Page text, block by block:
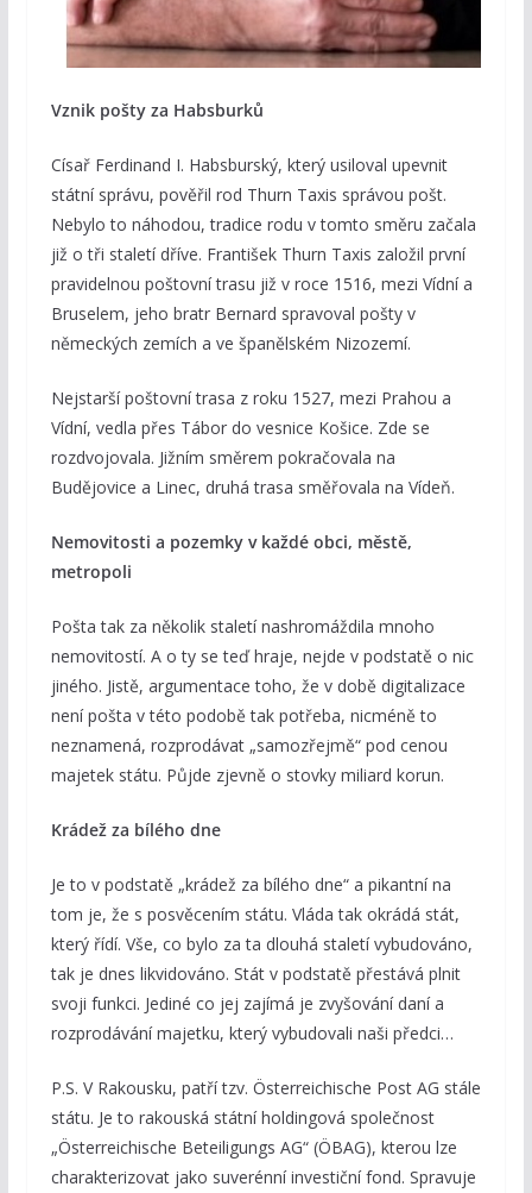
Vznik pošty za Habsburků
Císař Ferdinand I. Habsburský, který usiloval upevnit
státní správu, pověřil rod Thurn Taxis správou pošt.
Nebylo to náhodou, tradice rodu v tomto směru začala
již o tři staletí dříve. František Thurn Taxis založil první
pravidelnou poštovní trasu již v roce 1516, mezi Vídní a
Bruselem, jeho bratr Bernard spravoval pošty v
německých zemích a ve španělském Nizozemí.
Nejstarší poštovní trasa z roku 1527, mezi Prahou a
Vídní, vedla přes Tábor do vesnice Košice. Zde se
rozdvojovala. Jižním směrem pokračovala na
Budějovice a Linec, druhá trasa směřovala na Vídeň.
Nemovitosti a pozemky v každé obci, městě,
metropoli
Pošta tak za několik staletí nashromáždila mnoho
nemovitostí. A o ty se teď hraje, nejde v podstatě o nic
jiného. Jistě, argumentace toho, že v době digitalizace
není pošta v této podobě tak potřeba, nicméně to
neznamená, rozprodávat „samozřejmě“ pod cenou
majetek státu. Půjde zjevně o stovky miliard korun.
Krádež za bílého dne
Je to v podstatě „krádež za bílého dne“ a pikantní na
tom je, že s posvěcením státu. Vláda tak okrádá stát,
který řídí. Vše, co bylo za ta dlouhá staletí vybudováno,
tak je dnes likvidováno. Stát v podstatě přestává plnit
svoji funkci. Jediné co jej zajímá je zvyšování daní a
rozprodávání majetku, který vybudovali naši předci…
P.S. V Rakousku, patří tzv. Österreichische Post AG stále
státu. Je to rakouská státní holdingová společnost
„Österreichische Beteiligungs AG“ (ÖBAG), kterou lze
charakterizovat jako suverénní investiční fond. Spravuje